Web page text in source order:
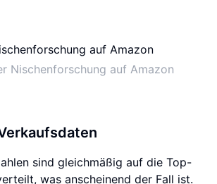
Nischenforschung auf Amazon
sind gleichmäßig auf die Top-
was anscheinend der Fall ist.